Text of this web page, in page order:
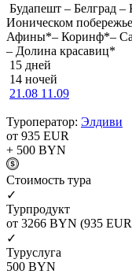
Будапешт – Белград
Ионическом
Афины*– Коринф*–
– Долина красавиц*
15 дней
14 ночей
21.08 11.09
Туроператор: Элдиви
от 935 EUR
+ 500 BYN
Cтоимость тура
✓
Турпродукт
от 3266 BYN (935
✓
Туруслуга
500 BYN